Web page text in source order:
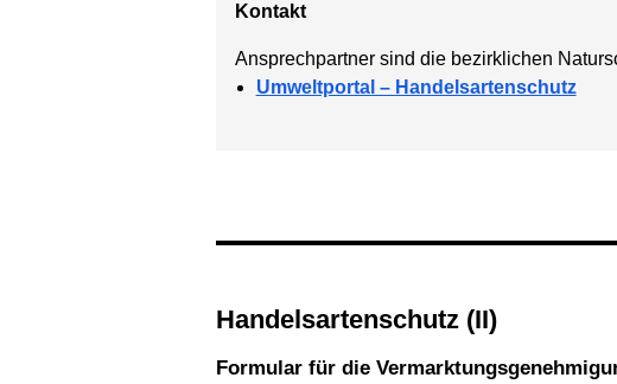
Kontakt
Ansprechpartner sind die bezirklichen
Umweltportal – Handelsartenschutz
Handelsartenschutz (II)
Formular für die